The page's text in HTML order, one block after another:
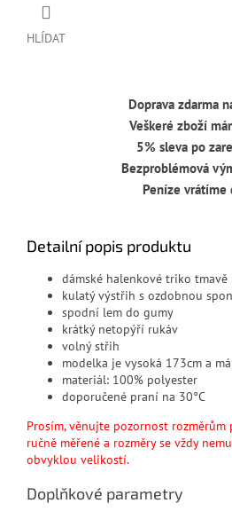
HLÍDAT
Doprava zdarma
Veškeré zboží
5% sleva po
Bezproblémová
Peníze vrátíme
Detailní popis produktu
dámské halenkové triko tmavě
kulatý výstřih s ozdobnou
spodní lem do gumy
krátký netopýří rukáv
volný střih
modelka je vysoká 173cm a
materiál: 100% polyester
doporučené praní na 30°C
Prosím, věnujte pozornost rozměrům
ručně měřené a rozměry se vždy
obvyklou velikostí.
Doplňkové parametry